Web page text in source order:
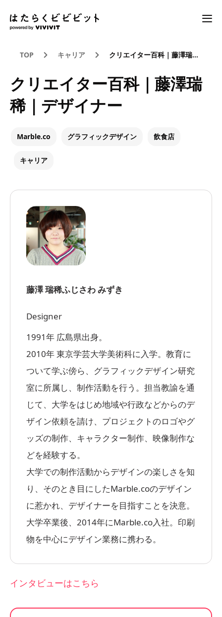
TOP キャリア クリエイター百科｜藤澤瑞稀｜デザイナー
クリエイター百科｜藤澤瑞
稀｜デザイナー
Marble.co グラフィックデザイン 飲食店
キャリア
藤澤 瑞稀ふじさわ みずき
Designer
1991年 広島県出身。
2010年 東京学芸大学美術科に入学。教育に
ついて学ぶ傍ら、グラフィックデザイン研究
室に所属し、制作活動を行う。担当教諭を通
じて、大学をはじめ地域や行政などからのデ
ザイン依頼を請け、プロジェクトのロゴやグ
ッズの制作、キャラクター制作、映像制作な
どを経験する。
大学での制作活動からデザインの楽しさを知
り、そのとき目にしたMarble.coのデザイン
に惹かれ、デザイナーを目指すことを決意。
大学卒業後、2014年にMarble.co入社。印刷
物を中心にデザイン業務に携わる。
インタビューはこちら